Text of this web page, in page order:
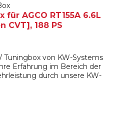
AGCO RT155A 6.6L
CVT], 188 PS
von KW-Systems
Erfahrung im Bereich der
durch unsere KW-